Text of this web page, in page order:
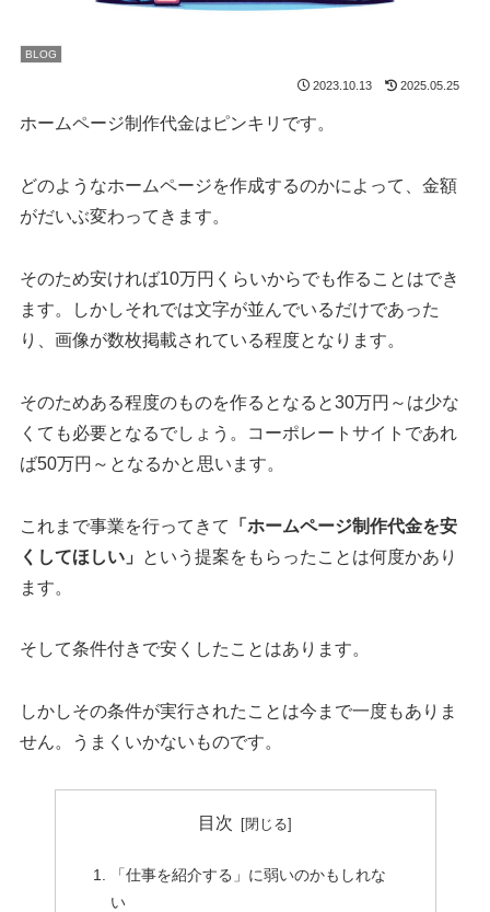
BLOG
2023.10.13 2025.05.25
ホームページ制作代金はピンキリです。
どのようなホームページを作成するのかによって、金額
がだいぶ変わってきます。
そのため安ければ10万円くらいからでも作ることはでき
ます。しかしそれでは文字が並んでいるだけであった
り、画像が数枚掲載されている程度となります。
そのためある程度のものを作るとなると30万円～は少な
くても必要となるでしょう。コーポレートサイトであれ
ば50万円～となるかと思います。
これまで事業を行ってきて
「ホームページ制作代金を安
くしてほしい」
という提案をもらったことは何度かあり
ます。
そして条件付きで安くしたことはあります。
しかしその条件が実行されたことは今まで一度もありま
せん。うまくいかないものです。
目次
「仕事を紹介する」に弱いのかもしれな
い